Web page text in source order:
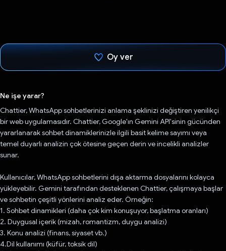
Oy ver
Ne işe yarar?
Chattier, WhatsApp sohbetlerinizi anlama şeklinizi değiştiren yenilikçi
bir web uygulamasıdır. Chattier, Google'ın Gemini API'sinin gücünden
yararlanarak sohbet dinamiklerinizle ilgili basit kelime sayımı veya
temel duyarlı analizin çok ötesine geçen derin ve incelikli analizler
sunar.
Kullanıcılar, WhatsApp sohbetlerini dışa aktarma dosyalarını kolayca
yükleyebilir. Gemini tarafından desteklenen Chattier, çalışmaya başlar
ve sohbetin çeşitli yönlerini analiz eder. Örneğin:
1. Sohbet dinamikleri (daha çok kim konuşuyor, başlatma oranları)
2. Duygusal içerik (mizah, romantizm, duygu analizi)
3. Konu analizi (finans, siyaset vb.)
4.Dil kullanımı (küfür, toksik dil)